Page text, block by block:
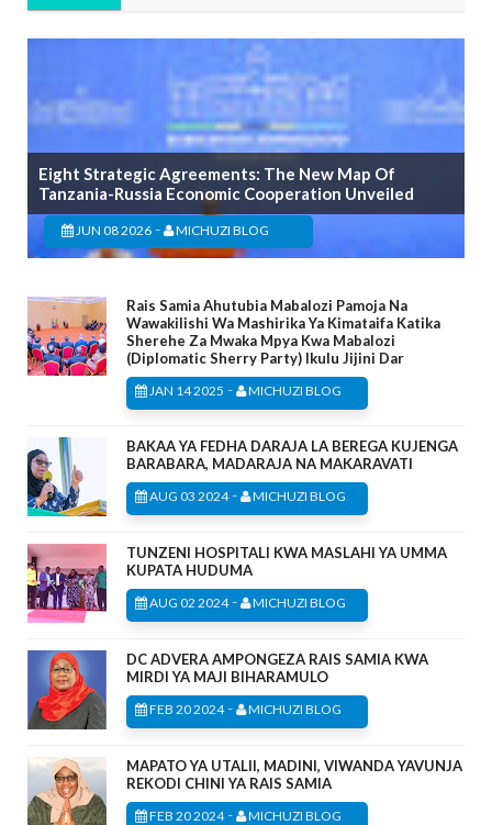
Eight Strategic Agreements: The New Map Of
Tanzania-Russia Economic Cooperation Unveiled
JUN 08 2026 - MICHUZI BLOG
Rais Samia Ahutubia Mabalozi Pamoja Na
Wawakilishi Wa Mashirika Ya Kimataifa Katika
Sherehe Za Mwaka Mpya Kwa Mabalozi
(Diplomatic Sherry Party) Ikulu Jijini Dar
JAN 14 2025 - MICHUZI BLOG
BAKAA YA FEDHA DARAJA LA BEREGA KUJENGA
BARABARA, MADARAJA NA MAKARAVATI
AUG 03 2024- MICHUZI BLOG
TUNZENI HOSPITALI KWA MASLAHI YA UMMA
KUPATA HUDUMA
AUG 02 2024- MICHUZI BLOG
DC ADVERA AMPONGEZA RAIS SAMIA KWA
MIRDI YA MAJI BIHARAMULO
FEB 20 2024- MICHUZI BLOG
MAPATO YA UTALII, MADINI, VIWANDA YAVUNJA
REKODI CHINI YA RAIS SAMIA
FEB 20 2024- MICHUZI BLOG